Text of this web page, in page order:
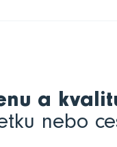
a
nebo